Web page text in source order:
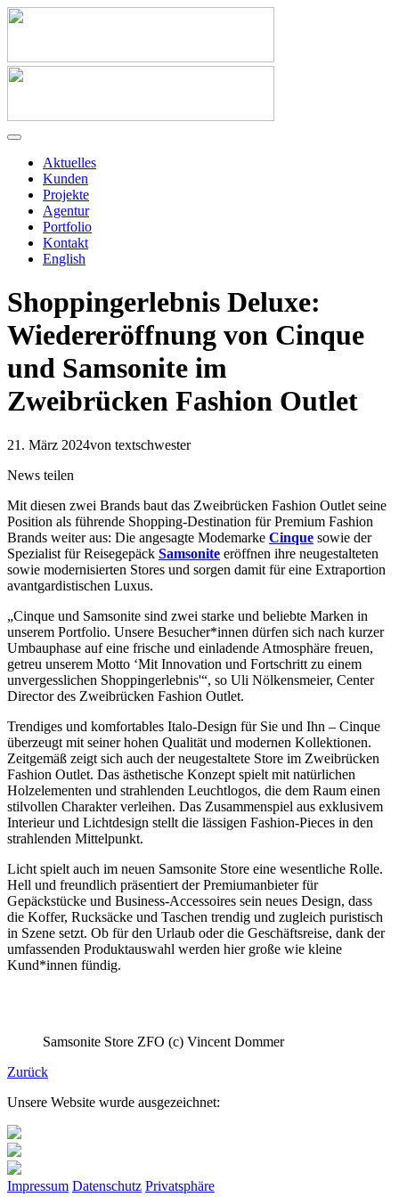
Aktuelles
Kunden
Projekte
Agentur
Portfolio
Kontakt
English
Shoppingerlebnis Deluxe:
Wiedereröffnung von Cinque
und Samsonite im
Zweibrücken Fashion Outlet
21. März 2024von textschwester
News teilen
Mit diesen zwei Brands baut das Zweibrücken Fashion Outlet seine
Position als führende Shopping-Destination für Premium Fashion
Brands weiter aus: Die angesagte Modemarke Cinque sowie der
Spezialist für Reisegepäck Samsonite eröffnen ihre neugestalteten
sowie modernisierten Stores und sorgen damit für eine Extraportion
avantgardistischen Luxus.
„Cinque und Samsonite sind zwei starke und beliebte Marken in
unserem Portfolio. Unsere Besucher*innen dürfen sich nach kurzer
Umbauphase auf eine frische und einladende Atmosphäre freuen,
getreu unserem Motto ‘Mit Innovation und Fortschritt zu einem
unvergesslichen Shoppingerlebnis'“, so Uli Nölkensmeier, Center
Director des Zweibrücken Fashion Outlet.
Trendiges und komfortables Italo-Design für Sie und Ihn – Cinque
überzeugt mit seiner hohen Qualität und modernen Kollektionen.
Zeitgemäß zeigt sich auch der neugestaltete Store im Zweibrücken
Fashion Outlet. Das ästhetische Konzept spielt mit natürlichen
Holzelementen und strahlenden Leuchtlogos, die dem Raum einen
stilvollen Charakter verleihen. Das Zusammenspiel aus exklusivem
Interieur und Lichtdesign stellt die lässigen Fashion-Pieces in den
strahlenden Mittelpunkt.
Licht spielt auch im neuen Samsonite Store eine wesentliche Rolle.
Hell und freundlich präsentiert der Premiumanbieter für
Gepäckstücke und Business-Accessoires sein neues Design, dass
die Koffer, Rucksäcke und Taschen trendig und zugleich puristisch
in Szene setzt. Ob für den Urlaub oder die Geschäftsreise, dank der
umfassenden Produktauswahl werden hier große wie kleine
Kund*innen fündig.
Samsonite Store ZFO (c) Vincent Dommer
Zurück
Unsere Website wurde ausgezeichnet:
Impressum Datenschutz Privatsphäre